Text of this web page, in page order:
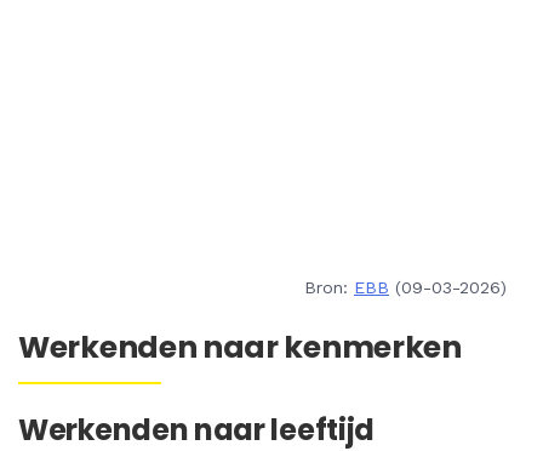
Bron: EBB (09-03-2026)
Werkenden naar kenmerken
Werkenden naar leeftijd